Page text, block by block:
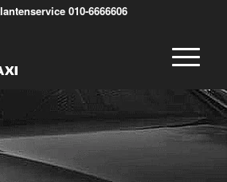
010-6666606